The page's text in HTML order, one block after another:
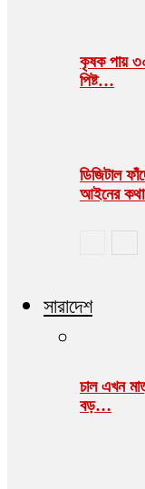
কৃষক পায়
পিষ্ট…
ডিজিটাল
আইনের
সারাদেশ
চাল এখন
বড়…